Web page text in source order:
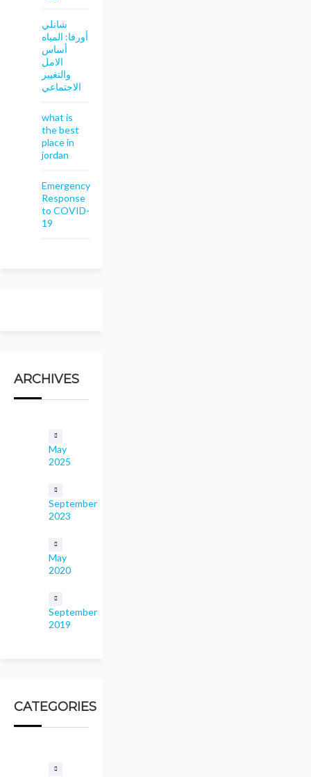
شانلي
أورفا: المياه
أساس
الامل
والتغيير
الاجتماعي
what is
the best
place in
jordan
Emergency
Response
to COVID-
19
ARCHIVES
May
2025
September
2023
May
2020
September
2019
CATEGORIES